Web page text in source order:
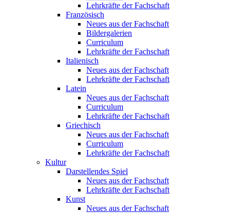
Lehrkräfte der Fachschaft
Französisch
Neues aus der Fachschaft
Bildergalerien
Curriculum
Lehrkräfte der Fachschaft
Italienisch
Neues aus der Fachschaft
Lehrkräfte der Fachschaft
Latein
Neues aus der Fachschaft
Curriculum
Lehrkräfte der Fachschaft
Griechisch
Neues aus der Fachschaft
Curriculum
Lehrkräfte der Fachschaft
Kultur
Darstellendes Spiel
Neues aus der Fachschaft
Lehrkräfte der Fachschaft
Kunst
Neues aus der Fachschaft